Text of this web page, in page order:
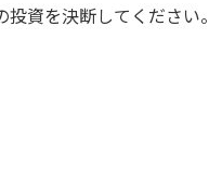
資を決断してください